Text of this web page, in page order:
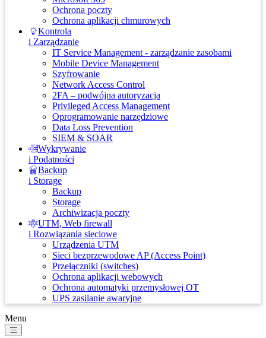
Ochrona poczty
Ochrona aplikacji chmurowych
Kontrola
i Zarządzanie
IT Service Management - zarządzanie zasobami
Mobile Device Management
Szyfrowanie
Network Access Control
2FA – podwójna autoryzacja
Privileged Access Management
Oprogramowanie narzędziowe
Data Loss Prevention
SIEM & SOAR
Wykrywanie
i Podatności
Backup
i Storage
Backup
Storage
Archiwizacja poczty
UTM, Web firewall
i Rozwiązania sieciowe
Urządzenia UTM
Sieci bezprzewodowe AP (Access Point)
Przełączniki (switches)
Ochrona aplikacji webowych
Ochrona automatyki przemysłowej OT
UPS zasilanie awaryjne
Menu